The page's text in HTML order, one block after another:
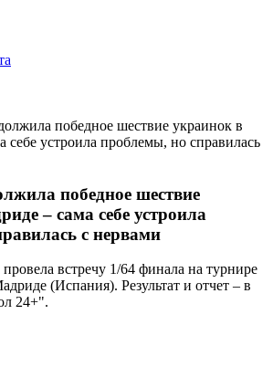
победное шествие украинок в
себе устроила проблемы, но справилась
победное шествие
– сама себе устроила
с нервами
встречу 1/64 финала на турнире
(Испания). Результат и отчет – в
24+".